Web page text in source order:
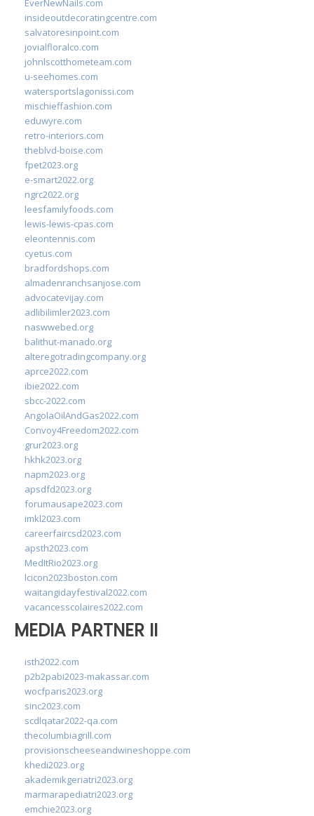
EverNewNails.com
insideoutdecoratingcentre.com
salvatoresinpoint.com
jovialfloralco.com
johnlscotthometeam.com
u-seehomes.com
watersportslagonissi.com
mischieffashion.com
eduwyre.com
retro-interiors.com
theblvd-boise.com
fpet2023.org
e-smart2022.org
ngrc2022.org
leesfamilyfoods.com
lewis-lewis-cpas.com
eleontennis.com
cyetus.com
bradfordshops.com
almadenranchsanjose.com
advocatevijay.com
adlibilimler2023.com
naswwebed.org
balithut-manado.org
alteregotradingcompany.org
aprce2022.com
ibie2022.com
sbcc-2022.com
AngolaOilAndGas2022.com
Convoy4Freedom2022.com
grur2023.org
hkhk2023.org
napm2023.org
apsdfd2023.org
forumausape2023.com
imkl2023.com
careerfaircsd2023.com
apsth2023.com
MedItRio2023.org
lcicon2023boston.com
waitangidayfestival2022.com
vacancesscolaires2022.com
MEDIA PARTNER II
isth2022.com
p2b2pabi2023-makassar.com
wocfparis2023.org
sinc2023.com
scdlqatar2022-qa.com
thecolumbiagrill.com
provisionscheeseandwineshoppe.com
khedi2023.org
akademikgeriatri2023.org
marmarapediatri2023.org
emchie2023.org